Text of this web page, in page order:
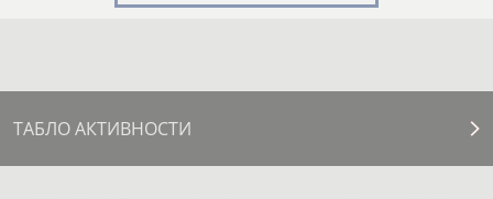
ТАБЛО АКТИВНОСТИ